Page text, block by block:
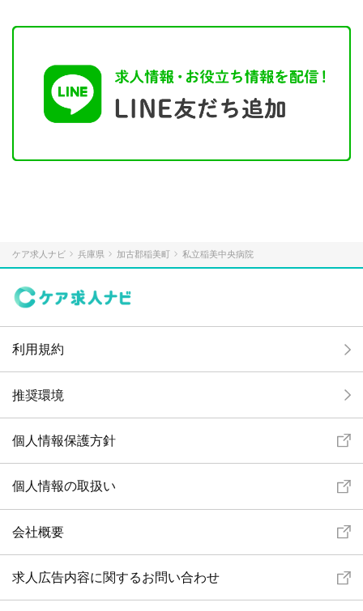
ケア求人ナビ 兵庫県 加古郡稲美町 私立稲美中央病院
利用規約
推奨環境
個人情報保護方針
個人情報の取扱い
会社概要
求人広告内容に関するお問い合わせ